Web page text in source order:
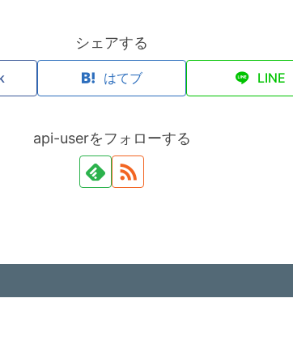
シェアする
はてブ LINE
api-userをフォローする